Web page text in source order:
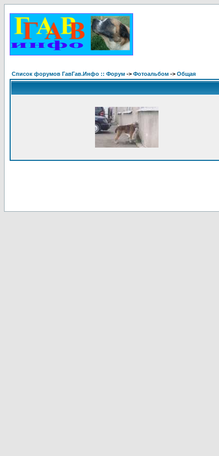
Список форумов ГавГав.Инфо :: Форум -> Фотоальбом -> Общая